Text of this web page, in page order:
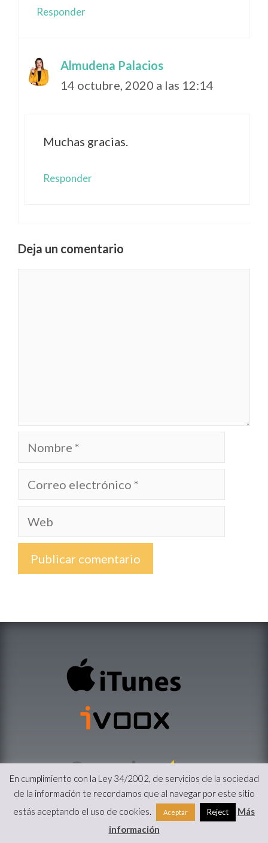
Responder
Almudena Palacios
14 octubre, 2020 a las 12:14
Muchas gracias.
Responder
Deja un comentario
En cumplimiento con la Ley 34/2002, de servicios de la sociedad
de la información te recordamos que al navegar por este sitio
estás aceptando el uso de cookies.
Aceptar Reject
Más
información